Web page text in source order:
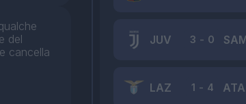
del
cancella
JUV 3 - 0
LAZ ATA
1 - 4